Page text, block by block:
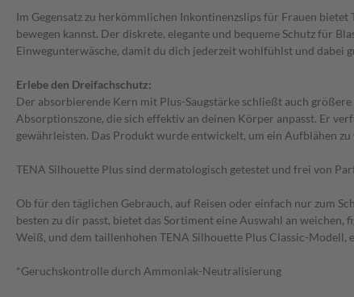
Im Gegensatz zu herkömmlichen Inkontinenzslips für Frauen
bewegen kannst. Der diskrete, elegante und bequeme Schutz für
Einwegunterwäsche, damit du dich jederzeit wohlfühlst und dabei
Erlebe den Dreifachschutz:
Der absorbierende Kern mit Plus-Saugstärke schließt auch
Absorptionszone, die sich effektiv an deinen Körper anpasst. Er
gewährleisten. Das Produkt wurde entwickelt, um ein Aufblähen
TENA Silhouette Plus sind dermatologisch getestet und frei von
Ob für den täglichen Gebrauch, auf Reisen oder einfach nur zum
besten zu dir passt, bietet das Sortiment eine Auswahl an
Weiß, und dem taillenhohen TENA Silhouette Plus Classic-Modell,
*Geruchskontrolle durch Ammoniak-Neutralisierung